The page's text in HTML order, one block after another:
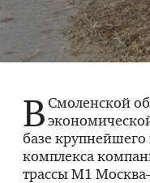
ВСмоленской
базе крупнейшего
комплекса
трассы М1